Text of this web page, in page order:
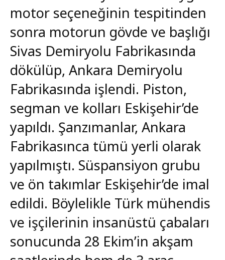
motor seçeneğinin tespitinden
sonra motorun gövde ve başlığı
Sivas Demiryolu Fabrikasında
dökülüp, Ankara Demiryolu
Fabrikasında işlendi. Piston,
segman ve kolları Eskişehir’de
yapıldı. Şanzımanlar, Ankara
Fabrikasınca tümü yerli olarak
yapılmıştı. Süspansiyon grubu
ve ön takımlar Eskişehir’de imal
edildi. Böylelikle Türk mühendis
ve işçilerinin insanüstü çabaları
sonucunda 28 Ekim’in akşam